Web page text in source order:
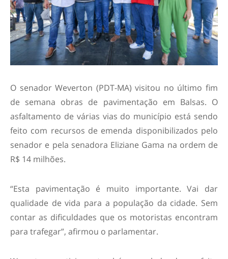
O senador Weverton (PDT-MA) visitou no último fim
de semana obras de pavimentação em Balsas. O
asfaltamento de várias vias do município está sendo
feito com recursos de emenda disponibilizados pelo
senador e pela senadora Eliziane Gama na ordem de
R$ 14 milhões.
“Esta pavimentação é muito importante. Vai dar
qualidade de vida para a população da cidade. Sem
contar as dificuldades que os motoristas encontram
para trafegar”, afirmou o parlamentar.